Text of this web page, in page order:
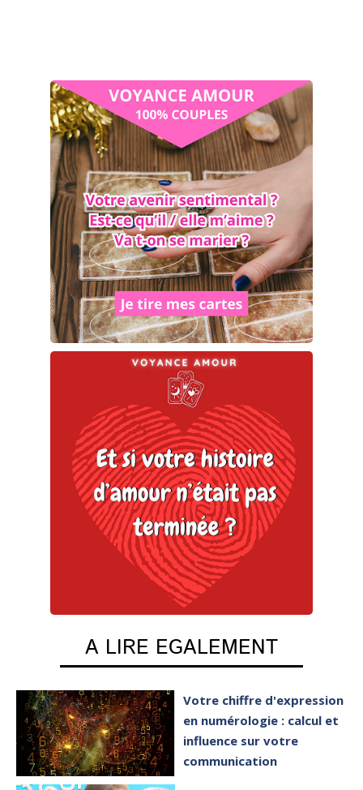
A LIRE EGALEMENT
Votre chiffre d'expression
en numérologie : calcul et
influence sur votre
communication